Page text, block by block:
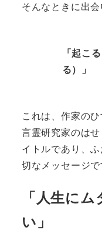
そんなときに出会
「起こ
る）」
これは、作家の
言霊研究家のは
イトルであり、
切なメッセージで
「人生に
い」